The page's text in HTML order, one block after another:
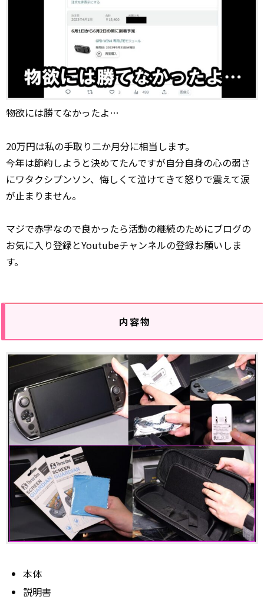
物欲には勝てなかったよ…
20万円は私の手取り二か月分に相当します。
今年は節約しようと決めてたんですが自分自身の心の弱さ
にワタクシプンソン、悔しくて泣けてきて怒りで震えて涙
が止まりません。
マジで赤字なので良かったら活動の継続のためにブログの
お気に入り登録とYoutubeチャンネルの登録お願いしま
す。
内容物
本体
説明書